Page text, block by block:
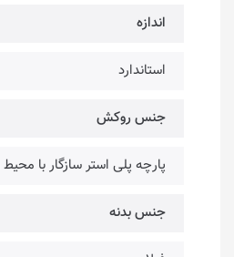
اندازه
استاندارد
جنس روکش
پارچه پلی استر سازگار با
جنس بدنه